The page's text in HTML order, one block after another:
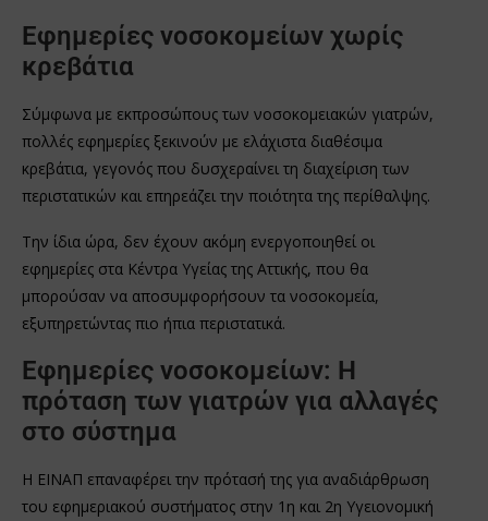
Εφημερίες νοσοκομείων χωρίς
κρεβάτια
Σύμφωνα με εκπροσώπους των νοσοκομειακών γιατρών,
πολλές εφημερίες ξεκινούν με ελάχιστα διαθέσιμα
κρεβάτια, γεγονός που δυσχεραίνει τη διαχείριση των
περιστατικών και επηρεάζει την ποιότητα της περίθαλψης.
Την ίδια ώρα, δεν έχουν ακόμη ενεργοποιηθεί οι
εφημερίες στα Κέντρα Υγείας της Αττικής, που θα
μπορούσαν να αποσυμφορήσουν τα νοσοκομεία,
εξυπηρετώντας πιο ήπια περιστατικά.
Εφημερίες νοσοκομείων: Η
πρόταση των γιατρών για αλλαγές
στο σύστημα
Η ΕΙΝΑΠ επαναφέρει την πρότασή της για αναδιάρθρωση
του εφημεριακού συστήματος στην 1η και 2η Υγειονομική